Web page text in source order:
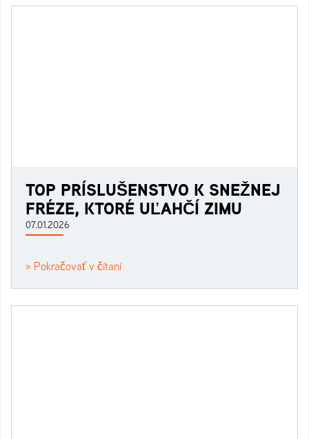
TOP PRÍSLUŠENSTVO K SNEŽNEJ
FRÉZE, KTORÉ UĽAHČÍ ZIMU
07.01.2026
» Pokračovať v čítaní